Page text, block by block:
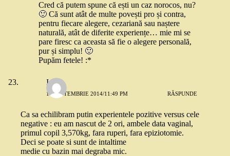
Cred că putem spune că ești un caz norocos, nu?
🙂 Că sunt atât de multe povești pro și contra,
pentru fiecare alegere, cezariană sau naștere
naturală, atât de diferite experiențe… mie mi se
pare firesc ca aceasta să fie o alegere personală,
pur și simplu! 🙂
Pupăm fetele! :*
Ioana
10 SEPTEMBRIE 2014/11:49 PM RĂSPUNDE
Ca sa echilibram putin experientele pozitive versus cele
negative : eu am nascut de 2 ori, ambele data vaginal,
primul copil 3,570kg, fara ruperi, fara epiziotomie.
Deci se poate si sunt de intaltime
medie cu bazin mai degraba mic.